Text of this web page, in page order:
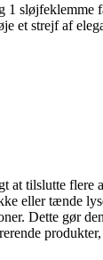
1
et strejf af
tilslutte flere
eller tænde
Dette gør